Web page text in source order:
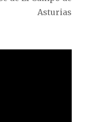
Asturias